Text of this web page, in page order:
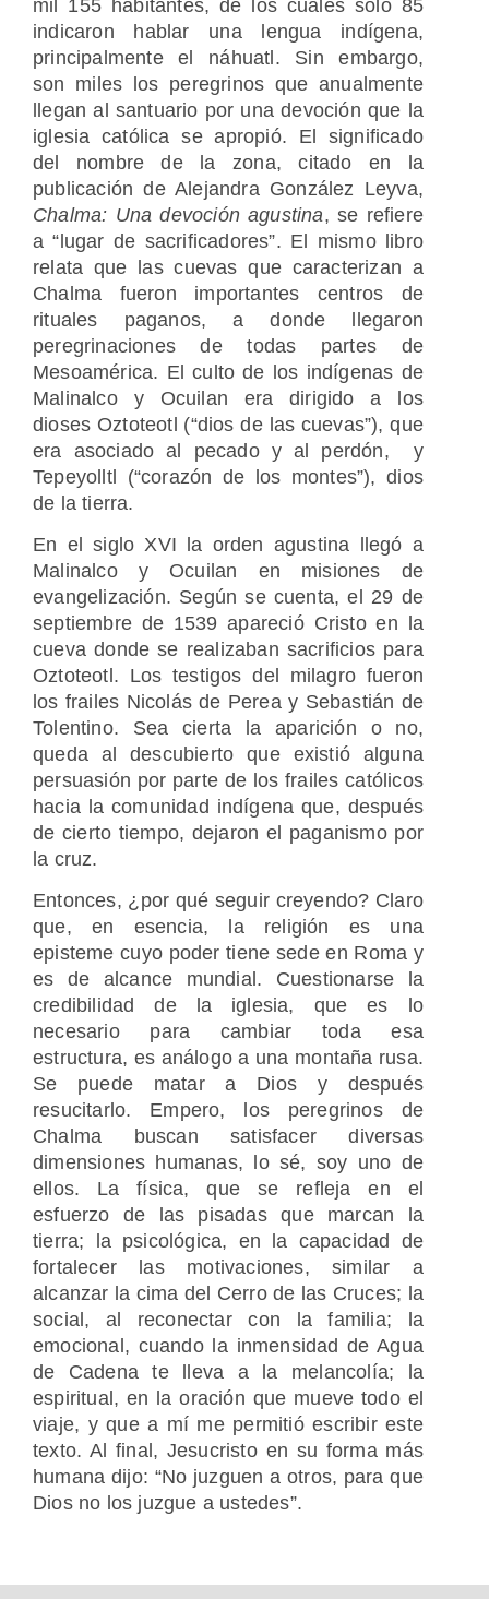
mil 155 habitantes, de los cuales solo 85
indicaron hablar una lengua indígena,
principalmente el náhuatl. Sin embargo,
son miles los peregrinos que anualmente
llegan al santuario por una devoción que la
iglesia católica se apropió. El significado
del nombre de la zona, citado en la
publicación de Alejandra González Leyva,
Chalma: Una devoción agustina, se refiere
a “lugar de sacrificadores”. El mismo libro
relata que las cuevas que caracterizan a
Chalma fueron importantes centros de
rituales paganos, a donde llegaron
peregrinaciones de todas partes de
Mesoamérica. El culto de los indígenas de
Malinalco y Ocuilan era dirigido a los
dioses Oztoteotl (“dios de las cuevas”), que
era asociado al pecado y al perdón, y
Tepeyolltl (“corazón de los montes”), dios
de la tierra.
En el siglo XVI la orden agustina llegó a
Malinalco y Ocuilan en misiones de
evangelización. Según se cuenta, el 29 de
septiembre de 1539 apareció Cristo en la
cueva donde se realizaban sacrificios para
Oztoteotl. Los testigos del milagro fueron
los frailes Nicolás de Perea y Sebastián de
Tolentino. Sea cierta la aparición o no,
queda al descubierto que existió alguna
persuasión por parte de los frailes católicos
hacia la comunidad indígena que, después
de cierto tiempo, dejaron el paganismo por
la cruz.
Entonces, ¿por qué seguir creyendo? Claro
que, en esencia, la religión es una
episteme cuyo poder tiene sede en Roma y
es de alcance mundial. Cuestionarse la
credibilidad de la iglesia, que es lo
necesario para cambiar toda esa
estructura, es análogo a una montaña rusa.
Se puede matar a Dios y después
resucitarlo. Empero, los peregrinos de
Chalma buscan satisfacer diversas
dimensiones humanas, lo sé, soy uno de
ellos. La física, que se refleja en el
esfuerzo de las pisadas que marcan la
tierra; la psicológica, en la capacidad de
fortalecer las motivaciones, similar a
alcanzar la cima del Cerro de las Cruces; la
social, al reconectar con la familia; la
emocional, cuando la inmensidad de Agua
de Cadena te lleva a la melancolía; la
espiritual, en la oración que mueve todo el
viaje, y que a mí me permitió escribir este
texto. Al final, Jesucristo en su forma más
humana dijo: “No juzguen a otros, para que
Dios no los juzgue a ustedes”.